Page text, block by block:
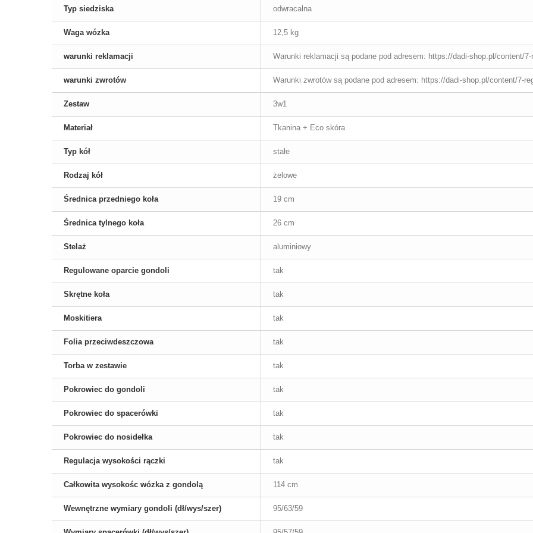
Typ siedziska odwracalna
Waga wózka 12,5 kg
warunki reklamacji Warunki reklamacji są podane pod adresem: https://dadi-shop.pl/content/7-
warunki zwrotów Warunki zwrotów są podane pod adresem: https://dadi-shop.pl/content/7-
Zestaw 3w1
Materiał Tkanina + Eco skóra
Typ kół stałe
Rodzaj kół żelowe
Średnica przedniego koła 19 cm
Średnica tylnego koła 26 cm
Stelaż aluminiowy
Regulowane oparcie gondoli tak
Skrętne koła tak
Moskitiera tak
Folia przeciwdeszczowa tak
Torba w zestawie tak
Pokrowiec do gondoli tak
Pokrowiec do spacerówki tak
Pokrowiec do nosidełka tak
Regulacja wysokości rączki tak
Całkowita wysokośc wózka z gondolą 114 cm
Wewnętrzne wymiary gondoli (dł/wys/szer) 95/63/59